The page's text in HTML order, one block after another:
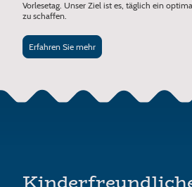
Vorlesetag. Unser Ziel ist es, täglich ein
zu schaffen.
Erfahren Sie mehr